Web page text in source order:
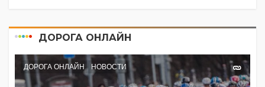
ДОРОГА ОНЛАЙН
ДОРОГА ОНЛАЙН НОВОСТИ